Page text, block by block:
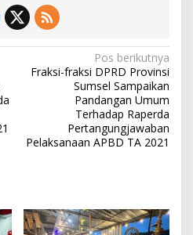
Pos berikutnya
Fraksi-fraksi DPRD Provinsi
Sumsel Sampaikan
Pandangan Umum
Terhadap Raperda
Pertangungjawaban
Pelaksanaan APBD TA 2021